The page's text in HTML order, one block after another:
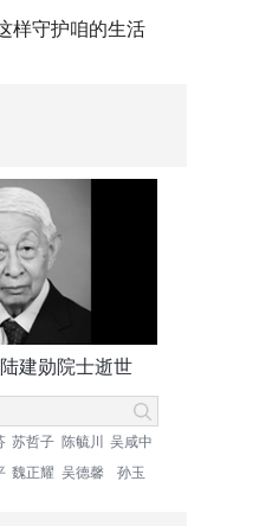
样守护咱的生活
建勋院士逝世
苏哲子 陈毓川
吴咸中
魏正耀 吴德馨 孙玉